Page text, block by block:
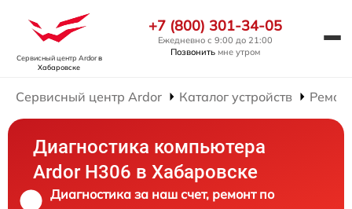
Сервисный центр Ardorв
Хабаровске
+7 (800) 301-34-05
Ежедневно с 9:00 до 21:00
Позвонить мне утром
Сервисный центр Ardor Каталог устройств
Диагностика компьютера
Ardor H306 в Хабаровске
Диагностика за наш счет, ремонт по